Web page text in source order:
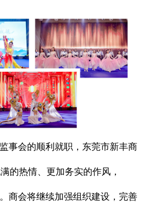
事会的顺利就职，东莞市新丰商
的热情、更加务实的作风，
商会将继续加强组织建设，完善